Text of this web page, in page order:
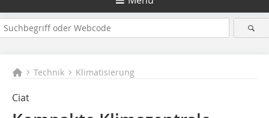
Technik Klimatisierung
Ciat